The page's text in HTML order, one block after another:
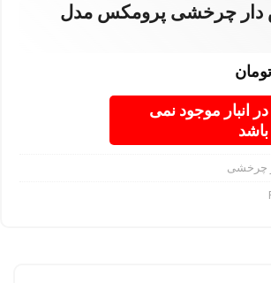
چرخشی پرومکس مدل
تومان
در انبار موجود نمی
باشد
چرخشی